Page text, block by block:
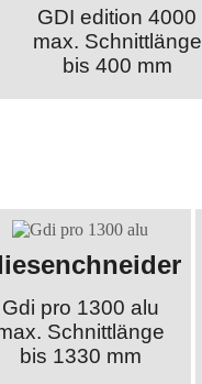
GDI edition 4000
max. Schnittlänge
bis 400 mm
Gdi pro 1300 alu
Schnittlänge
bis 1330 mm